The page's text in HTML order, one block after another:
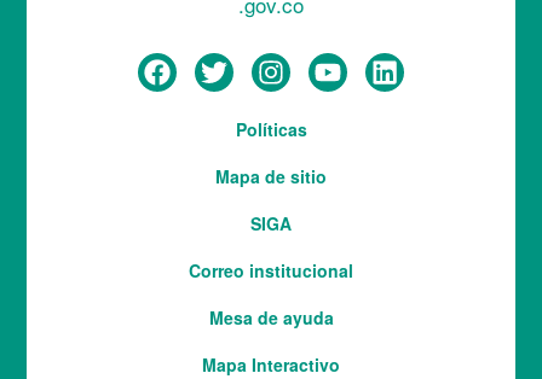
Políticas
Mapa de sitio
SIGA
Correo institucional
Mesa de ayuda
Mapa Interactivo